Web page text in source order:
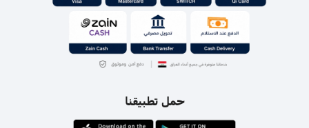
حمل تطبيقنا